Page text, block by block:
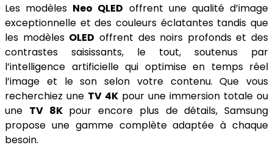
Les modèles Neo QLED offrent une qualité d’image
exceptionnelle et des couleurs éclatantes tandis que
les modèles OLED offrent des noirs profonds et des
contrastes saisissants, le tout, soutenus par
l’intelligence artificielle qui optimise en temps réel
l’image et le son selon votre contenu. Que vous
recherchiez une TV 4K pour une immersion totale ou
une TV 8Kpour encore plus de détails, Samsung
propose une gamme complète adaptée à chaque
besoin.